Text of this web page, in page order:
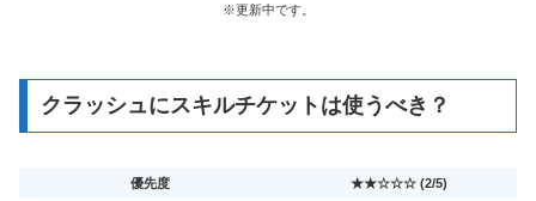
※更新中です。
クラッシュにスキルチケットは使うべき？
優先度 ★★☆☆☆ (2/5)